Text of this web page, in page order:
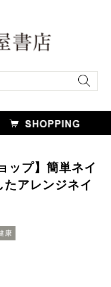
プ】簡単ネイ
アレンジネイ
康